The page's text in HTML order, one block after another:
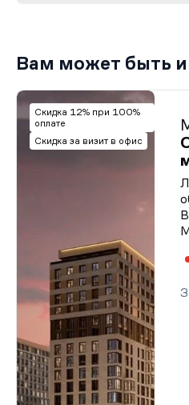
Вам может быть
Скидка 12% при 100%
оплате
Скидка за визит в офис